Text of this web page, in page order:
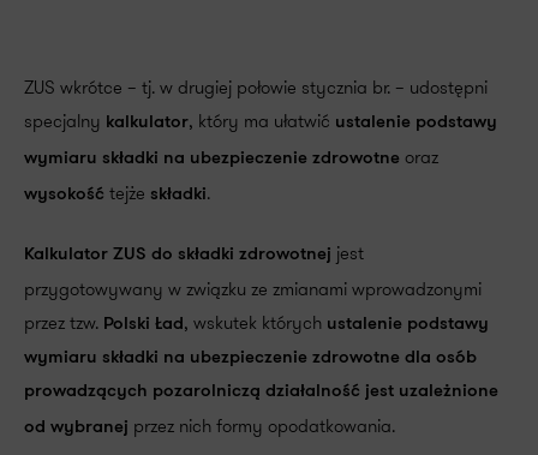
ZUS wkrótce – tj. w drugiej połowie stycznia br. – udostępni
specjalny kalkulator, który ma ułatwić ustalenie podstawy
wymiaru składki na ubezpieczenie zdrowotne oraz
wysokość tejże składki.
Kalkulator ZUS do składki zdrowotnej jest
przygotowywany w związku ze zmianami wprowadzonymi
przez tzw. Polski Ład, wskutek których ustalenie podstawy
wymiaru składki na ubezpieczenie zdrowotne dla osób
prowadzących pozarolniczą działalność jest uzależnione
od wybranej przez nich formy opodatkowania.